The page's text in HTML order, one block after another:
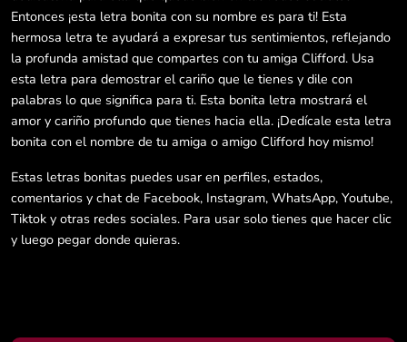
Entonces ¡esta letra bonita con su nombre es para ti! Esta
hermosa letra te ayudará a expresar tus sentimientos, reflejando
la profunda amistad que compartes con tu amiga Clifford. Usa
esta letra para demostrar el cariño que le tienes y dile con
palabras lo que significa para ti. Esta bonita letra mostrará el
amor y cariño profundo que tienes hacia ella. ¡Dedícale esta letra
bonita con el nombre de tu amiga o amigo Clifford hoy mismo!
Estas letras bonitas puedes usar en perfiles, estados,
comentarios y chat de Facebook, Instagram, WhatsApp, Youtube,
Tiktok y otras redes sociales. Para usar solo tienes que hacer clic
y luego pegar donde quieras.